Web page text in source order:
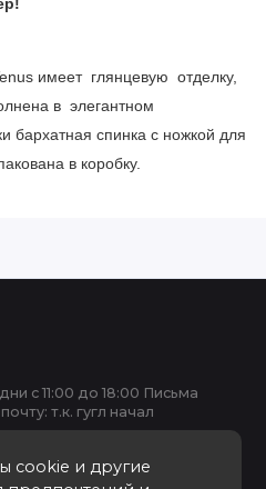
имеет глянцевую отделку,
в элегантном
бархатная спинка с ножкой для
в коробку.
cookie и другие
с 11:00 до 18:00 Письма
т.к. гугл начал